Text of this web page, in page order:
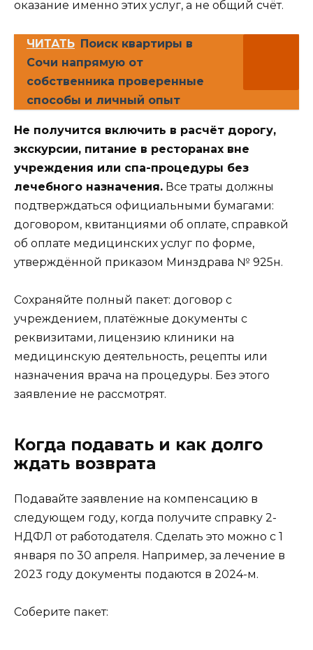
оказание именно этих услуг, а не общий счёт.
ЧИТАТЬ Поиск квартиры в
Сочи напрямую от
собственника проверенные
способы и личный опыт
Не получится включить в расчёт дорогу,
экскурсии, питание в ресторанах вне
учреждения или спа-процедуры без
лечебного назначения. Все траты должны
подтверждаться официальными бумагами:
договором, квитанциями об оплате, справкой
об оплате медицинских услуг по форме,
утверждённой приказом Минздрава № 925н.
Сохраняйте полный пакет: договор с
учреждением, платёжные документы с
реквизитами, лицензию клиники на
медицинскую деятельность, рецепты или
назначения врача на процедуры. Без этого
заявление не рассмотрят.
Когда подавать и как долго
ждать возврата
Подавайте заявление на компенсацию в
следующем году, когда получите справку 2-
НДФЛ от работодателя. Сделать это можно с 1
января по 30 апреля. Например, за лечение в
2023 году документы подаются в 2024-м.
Соберите пакет: